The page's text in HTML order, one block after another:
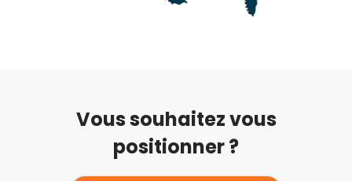
Vous souhaitez vous
positionner ?